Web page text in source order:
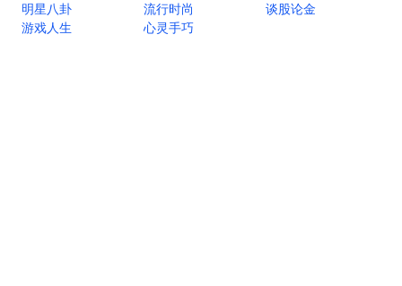
明星八卦
流行时尚
谈股论金
游戏人生
心灵手巧